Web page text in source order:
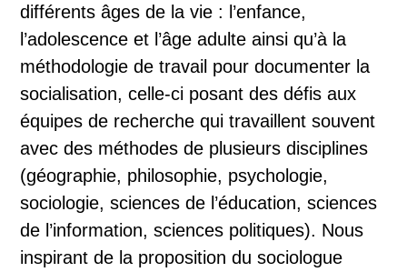
différents âges de la vie : l’enfance,
l’adolescence et l’âge adulte ainsi qu’à la
méthodologie de travail pour documenter la
socialisation, celle-ci posant des défis aux
équipes de recherche qui travaillent souvent
avec des méthodes de plusieurs disciplines
(géographie, philosophie, psychologie,
sociologie, sciences de l’éducation, sciences
de l’information, sciences politiques). Nous
inspirant de la proposition du sociologue